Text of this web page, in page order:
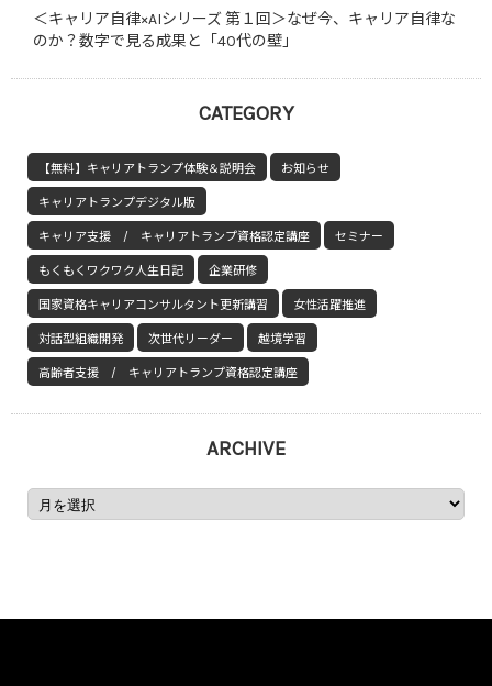
＜キャリア自律×AIシリーズ 第１回＞なぜ今、キャリア自律な
のか？数字で見る成果と「40代の壁」
CATEGORY
【無料】キャリアトランプ体験＆説明会 お知らせ
キャリアトランプデジタル版
キャリア支援 / キャリアトランプ資格認定講座 セミナー
もくもくワクワク人生日記 企業研修
国家資格キャリアコンサルタント更新講習 女性活躍推進
対話型組織開発 次世代リーダー 越境学習
高齢者支援 / キャリアトランプ資格認定講座
ARCHIVE